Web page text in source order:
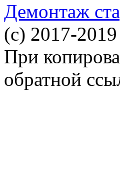
Демонтаж
(c) 2017-
При
обратной